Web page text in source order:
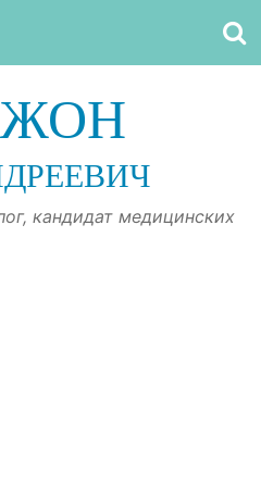
кандидат медицинских